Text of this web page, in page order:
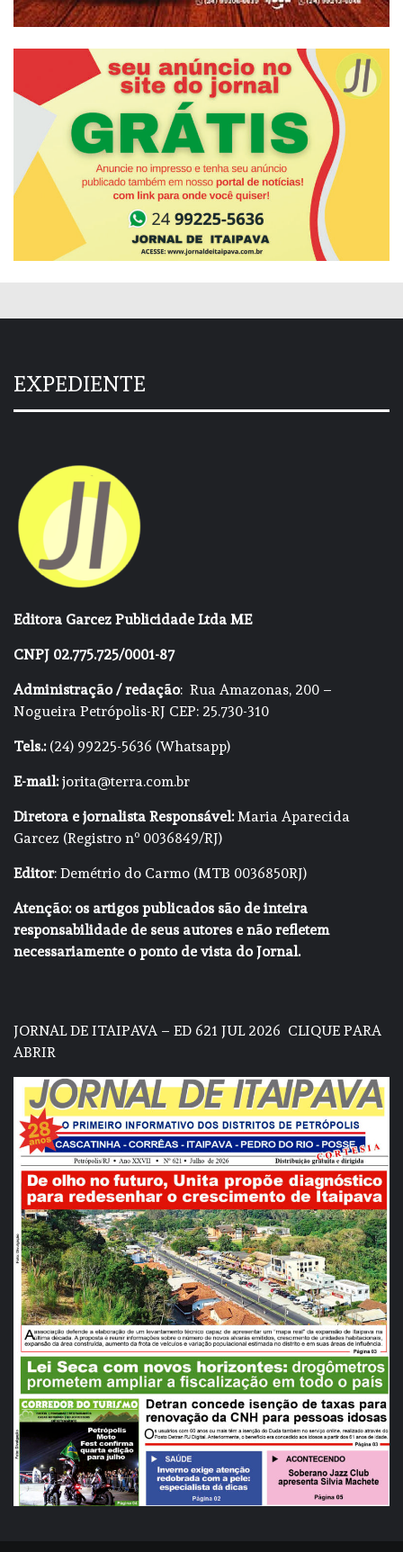
EXPEDIENTE
Editora Garcez Publicidade Ltda ME
CNPJ 02.775.725/0001-87
Administração / redação: Rua Amazonas, 200 –
Nogueira Petrópolis-RJ CEP: 25.730-310
Tels.:(24) 99225-5636 (Whatsapp)
E-mail:jorita@terra.com.br
Diretora e jornalista Responsável:Maria Aparecida
Garcez (Registro nº 0036849/RJ)
Editor: Demétrio do Carmo (MTB 0036850RJ)
Atenção: os artigos publicados são de inteira
responsabilidade de seus autores e não refletem
necessariamente o ponto de vista do Jornal.
JORNAL DE ITAIPAVA – ED 621 JUL 2026 CLIQUE PARA
ABRIR